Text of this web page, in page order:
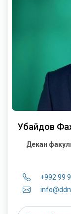
Убайдов
Декан
+992 99